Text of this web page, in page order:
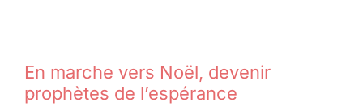
En marche vers Noël, devenir
prophètes de l’espérance